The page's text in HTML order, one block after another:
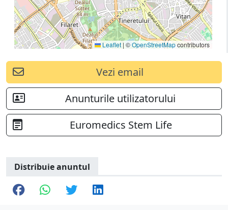
Leaflet | ©OpenStreetMapcontributors
Vezi email
Anunturile utilizatorului
Euromedics Stem Life
Distribuie anuntul